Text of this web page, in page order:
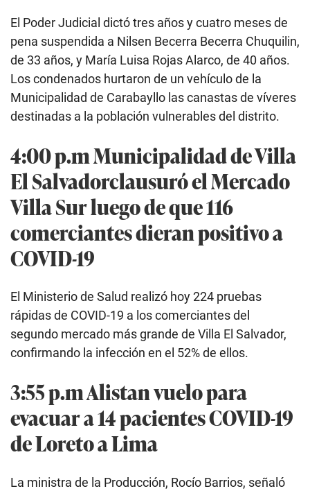
El Poder Judicial dictó tres años y cuatro meses de
pena suspendida a Nilsen Becerra Becerra Chuquilin,
de 33 años, y María Luisa Rojas Alarco, de 40 años.
Los condenados hurtaron de un vehículo de la
Municipalidad de Carabayllo las canastas de víveres
destinadas a la población vulnerables del distrito.
4:00 p.m Municipalidad de Villa
El Salvadorclausuró el Mercado
Villa Sur luego de que 116
comerciantes dieran positivo a
COVID-19
El Ministerio de Salud realizó hoy 224 pruebas
rápidas de COVID-19 a los comerciantes del
segundo mercado más grande de Villa El Salvador,
confirmando la infección en el 52% de ellos.
3:55 p.m Alistan vuelo para
evacuar a 14 pacientes COVID-19
de Loreto a Lima
La ministra de la Producción, Rocío Barrios, señaló